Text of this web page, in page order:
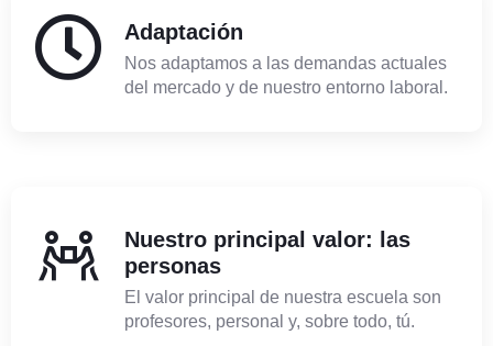
Adaptación
Nos adaptamos a las demandas actuales
del mercado y de nuestro entorno laboral.
Nuestro principal valor: las
personas
El valor principal de nuestra escuela son
profesores, personal y, sobre todo, tú.